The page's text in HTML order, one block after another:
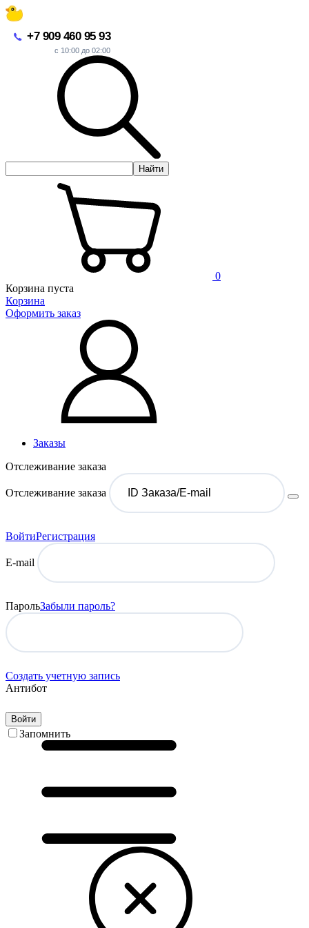
+7 909 460 95 93
с 10:00 до 02:00
Найти
0
Корзина пуста
Корзина
Оформить заказ
Заказы
Отслеживание заказа
Отслеживание заказа
ВойтиРегистрация
E-mail
ПарольЗабыли пароль?
Создать учетную запись
Антибот
Войти
Запомнить